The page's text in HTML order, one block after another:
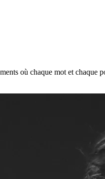
où chaque mot et chaque